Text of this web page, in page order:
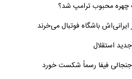
محبوب ترامپ شد؟
باشگاه فوتبال می‌خرند
جنجالی فیفا رسماً شکست خورد